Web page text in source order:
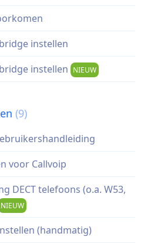
instellen
instellen NIEUW
(9)
voor Callvoip
DECT telefoons (o.a. W53,
NIEUW
(handmatig)